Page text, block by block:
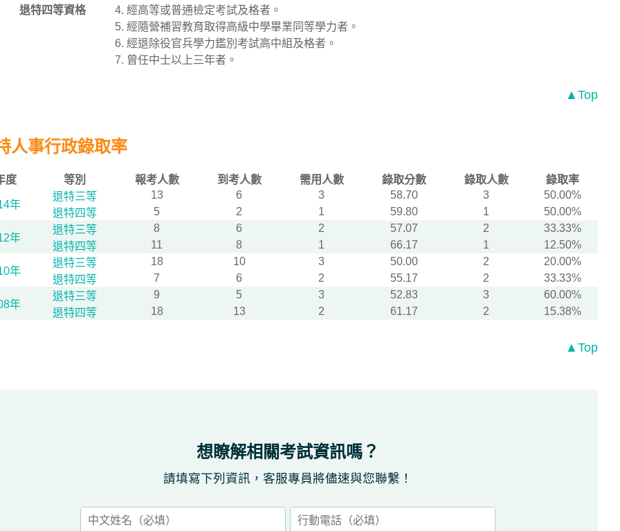
退特四等資格
經高等或普通檢定考試及格者。
經隨營補習教育取得高級中學畢業同等學力者。
經退除役官兵學力鑑別考試高中組及格者。
曾任中士以上三年者。
▲Top
人事行政錄取率
度 等別 報考人數 到考人數 需用人數 錄取分數 錄取人數 錄取率
年
退特三等 13 6 3 58.70 3
50.00%
退特四等
5 2 1 59.80 1 50.00%
年
退特三等 8 6 2 57.07 2
33.33%
退特四等
11 8 1 66.17 1 12.50%
年
退特三等 18 10 3 50.00 2
20.00%
退特四等
7 6 2 55.17 2 33.33%
年
退特三等 9 5 3 52.83 3
60.00%
退特四等
18 13 2 61.17 2 15.38%
▲Top
想瞭解相關考試資訊嗎？
請填寫下列資訊，客服專員將儘速與您聯繫！